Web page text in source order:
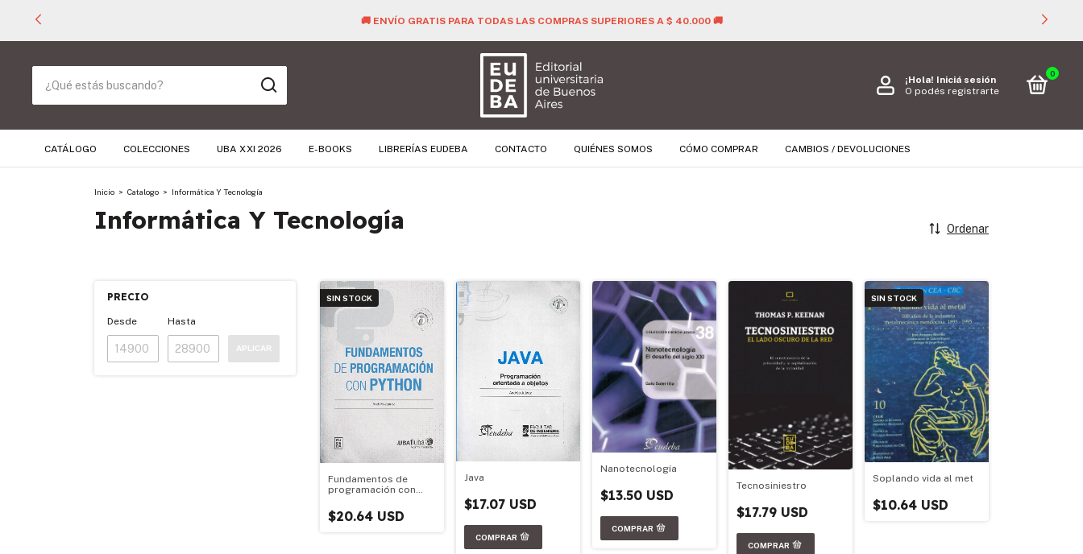
🚚 ENVÍO GRATIS PARA TODAS LAS COMPRAS SUPERIORES A $ 40.000 🚚
¡Hola! Iniciá sesión
O podés registrarte
0
CATÁLOGO COLECCIONES UBA XXI 2026 E-BOOKS LIBRERÍAS EUDEBA CONTACTO QUIÉNES SOMOS CÓMO COMPRAR CAMBIOS / DEVOLUCIONES
Inicio > Catalogo > Informática Y Tecnología
Informática Y Tecnología Ordenar
PRECIO
Desde Hasta
APLICAR
SIN STOCK
Fundamentos de
programación con
$20.64 USD
Java
$17.07 USD
Nanotecnología
$13.50 USD
Tecnosiniestro
$17.79 USD
SIN STOCK
Soplando vida al met
$10.64 USD